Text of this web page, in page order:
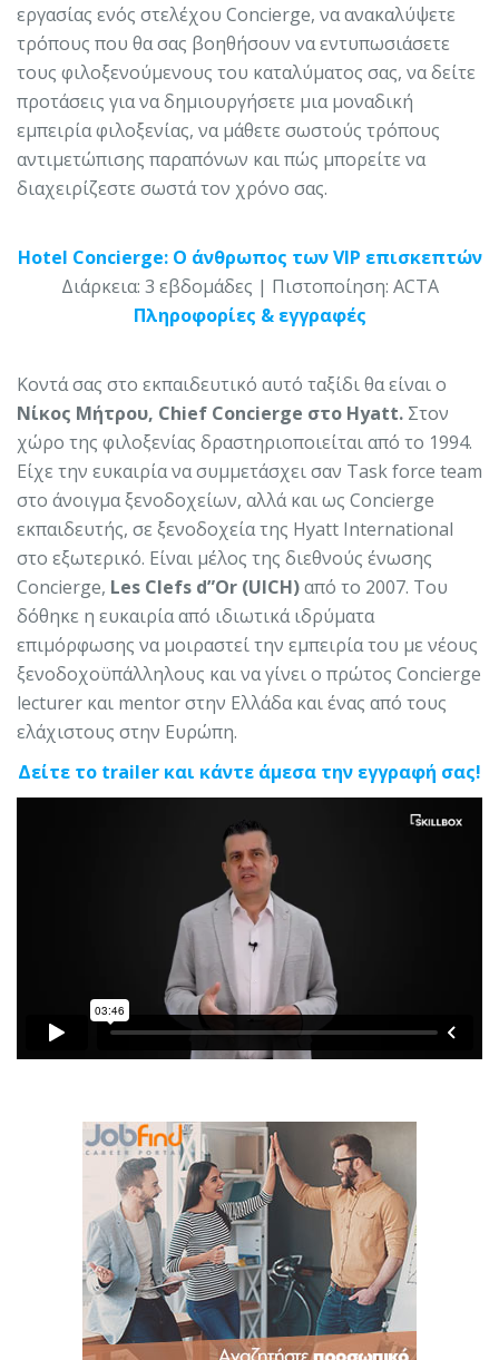
εργασίας ενός στελέχου Concierge, να ανακαλύψετε
τρόπους που θα σας βοηθήσουν να εντυπωσιάσετε
τους φιλοξενούμενους του καταλύματος σας, να δείτε
προτάσεις για να δημιουργήσετε μια μοναδική
εμπειρία φιλοξενίας, να μάθετε σωστούς τρόπους
αντιμετώπισης παραπόνων και πώς μπορείτε να
διαχειρίζεστε σωστά τον χρόνο σας.
Hotel Concierge: Ο άνθρωπος των VIP επισκεπτών
Διάρκεια: 3 εβδομάδες | Πιστοποίηση: ACTA
Πληροφορίες & εγγραφές
Κοντά σας στο εκπαιδευτικό αυτό ταξίδι θα είναι ο
Νίκος Μήτρου, Chief Concierge στο Hyatt. Στον
χώρο της φιλοξενίας δραστηριοποιείται από το 1994.
Είχε την ευκαιρία να συμμετάσχει σαν Task force team
στο άνοιγμα ξενοδοχείων, αλλά και ως Concierge
εκπαιδευτής, σε ξενοδοχεία της Hyatt International
στο εξωτερικό. Είναι μέλος της διεθνούς ένωσης
Concierge, Les Clefs d”Or (UICH)από το 2007. Του
δόθηκε η ευκαιρία από ιδιωτικά ιδρύματα
επιμόρφωσης να μοιραστεί την εμπειρία του με νέους
ξενοδοχοϋπάλληλους και να γίνει ο πρώτος Concierge
lecturer και mentor στην Ελλάδα και ένας από τους
ελάχιστους στην Ευρώπη.
Δείτε το trailer και κάντε άμεσα την εγγραφή σας!